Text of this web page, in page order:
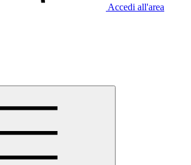
Accedi all'area